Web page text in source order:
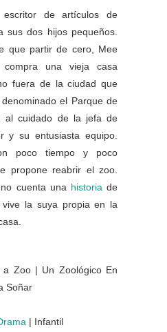
de artículos de
sus dos hijos pequeños.
que partir de cero, Mee
una vieja casa
fuera de la ciudad que
el Parque de
al cuidado de la jefa de
y su entusiasta equipo.
poco tiempo y poco
propone reabrir el zoo.
cuenta una historia de
la suya propia en la
a Zoo | Un Zoológico En
Soñar
| Infantil